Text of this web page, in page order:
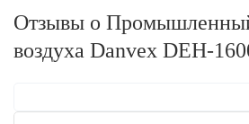
Отзывы о
воздуха Danvex DEH-